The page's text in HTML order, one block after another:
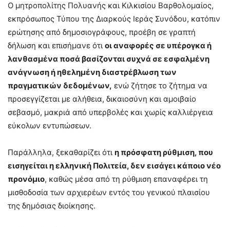
Ο μητροπολίτης Πολυανής και Κιλκισίου Βαρθολομαίος,
εκπρόσωπος Τύπου της Διαρκούς Ιεράς Συνόδου, κατόπιν
ερώτησης από δημοσιογράφους, προέβη σε γραπτή
δήλωση και επισήμανε ότι οι αναφορές σε υπέρογκα ή
λανθασμένα ποσά βασίζονται συχνά σε εσφαλμένη
ανάγνωση ή ηθελημένη διαστρέβλωση των
πραγματικών δεδομένων, ενώ ζήτησε το ζήτημα να
προσεγγίζεται με αλήθεια, δικαιοσύνη και αμοιβαίο
σεβασμό, μακριά από υπερβολές και χωρίς καλλιέργεια
εύκολων εντυπώσεων.
Παράλληλα, ξεκαθαρίζει ότι η πρόσφατη ρύθμιση, που
εισηγείται η ελληνική Πολιτεία, δεν εισάγει κάποιο νέο
προνόμιο, καθώς μέσα από τη ρύθμιση επαναφέρει τη
μισθοδοσία των αρχιερέων εντός του γενικού πλαισίου
της δημόσιας διοίκησης.